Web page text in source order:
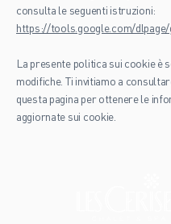
consulta le seguenti istruzioni:
https://tools.google.com/
La presente politica sui cookie è
modifiche. Ti invitiamo a
questa pagina per ottenere le
aggiornate sui cookie.